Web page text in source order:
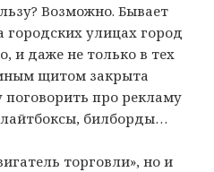
Возможно. Бывает
городских улицах город
и даже не только в тех
щитом закрыта
поговорить про рекламу
билборды…
торговли», но и